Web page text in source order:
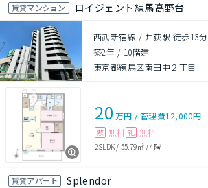
賃貸マンション ロイジェント練馬高野台
西武新宿線 / 井荻駅 徒歩13分
築2年 / 10階建
東京都練馬区南田中２丁目
20 万円 /管理費12,000円
敷 無料 礼 無料
2SLDK / 55.79㎡/4階
賃貸アパート Splendor